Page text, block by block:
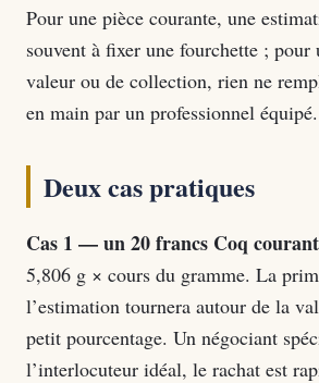
Pour une pièce courante, une
souvent à fixer une fourchette ; pour
valeur ou de collection, rien ne
en main par un professionnel équipé.
Deux cas pratiques
Cas 1 — un 20 francs Coq
5,806 g × cours du gramme. La
l’estimation tournera autour de la
petit pourcentage. Un négociant
l’interlocuteur idéal, le rachat est